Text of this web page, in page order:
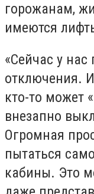
горожанам,
имеются
«Сейчас у нас
отключения.
кто-то может
внезапно
Огромная
пытаться
кабины. Это